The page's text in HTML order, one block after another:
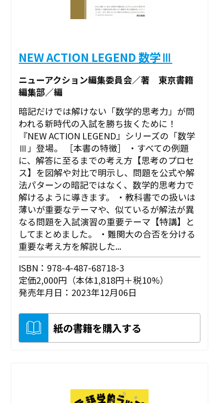
NEW ACTION LEGEND 数学Ⅲ
ニューアクション編集委員会／著 東京書籍
編集部／編
暗記だけでは解けない「数学的思考力」が問
われる新時代の入試を勝ち抜くために！
『NEW ACTION LEGEND』シリーズの「数学
Ⅲ」登場。 ［本書の特徴］ ・すべての例題
に、解答に至るまでの考え方【思考のプロセ
ス】を図解や対比で明示し、問題を公式や解
法パターンの暗記ではなく、数学的思考力で
解けるように導きます。 ・教科書での扱いは
薄いが重要なテーマや、似ているが解法が異
なる問題を入試演習の重要テーマ【特講】と
してまとめました。 ・難関大の合否を分ける
重要な考え方を解説した...
ISBN：978-4-487-68718-3
定価2,000円（本体1,818円＋税10%）
発売年月日：2023年12月06日
紙の書籍を購入する